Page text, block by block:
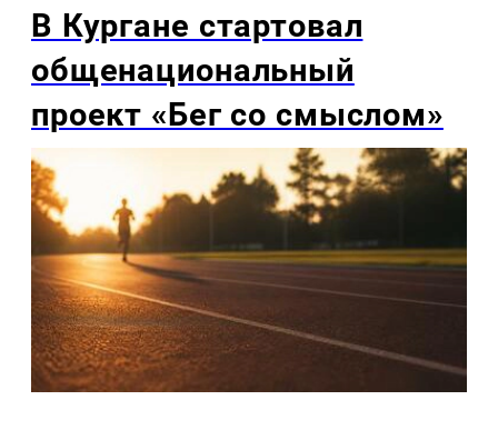
В Кургане стартовал
общенациональный
проект «Бег со смыслом»